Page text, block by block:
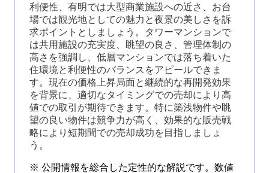
利便性、有明では大型商業施設への近さ、お台
場では観光地としての魅力と夜景の美しさを訴
求ポイントとしましょう。タワーマンションで
は共用施設の充実度、眺望の良さ、管理体制の
高さを強調し、低層マンションでは落ち着いた
住環境と利便性のバランスをアピールできま
す。現在の価格上昇局面と継続的な再開発効果
を背景に、適切なタイミングでの売却により高
値での取引が期待できます。特に築浅物件や眺
望の良い物件は競争力が高く、効果的な販売戦
略により短期間での売却成功を目指しましょ
う。
※ 公開情報を総合した定性的な解説です。数値